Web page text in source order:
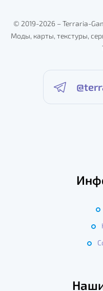
© 2019-2026 – Terraria-
Моды, карты, текстуры,